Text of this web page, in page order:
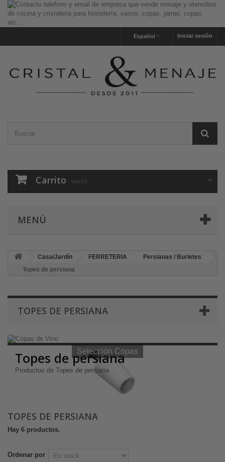
Iniciar sesión
Español
Carrito vacío
MENÚ
Casa/Jardín FERRETERIA
Persianas / Burletes
Topes de persiana
TOPES DE PERSIANA
Selección Copas de Vino y Champagne
Selección Copas
Topes de persiana
Productos de Topes de persiana
TOPES DE PERSIANA
Hay 6 productos.
Ordenar por